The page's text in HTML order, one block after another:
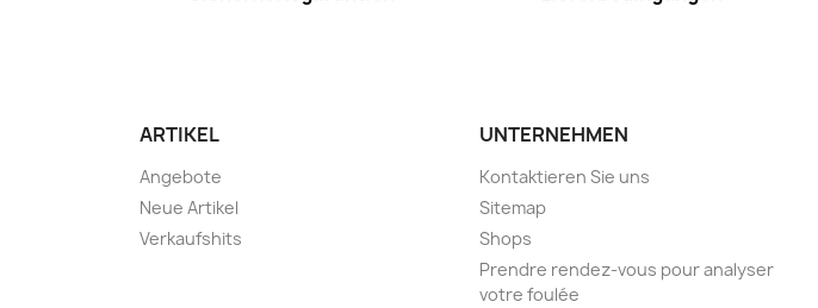
ARTIKEL
Angebote
Neue Artikel
Verkaufshits
UNTERNEHMEN
Kontaktieren Sie uns
Sitemap
Shops
Prendre rendez-vous pour analyser
votre foulée